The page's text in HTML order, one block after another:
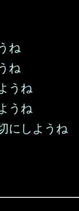
ね
ね
うね
うね
にしようね